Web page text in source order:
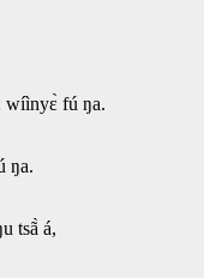
wíìnyɛ̀ fú ŋa.
ŋa.
tsã̀ á,